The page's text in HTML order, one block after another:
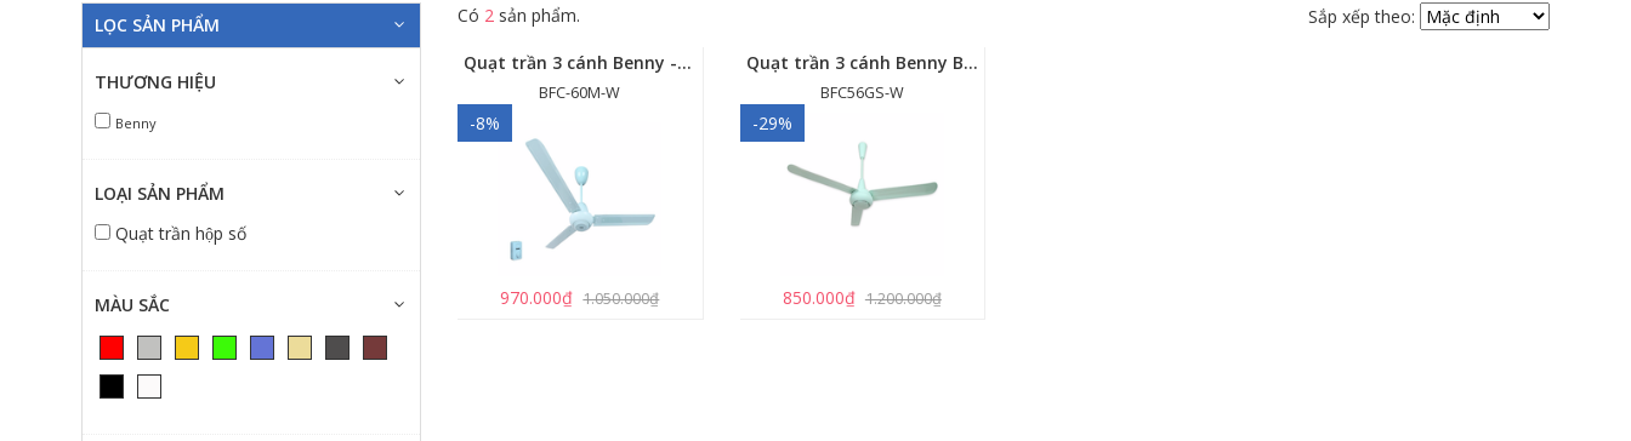
Có 2 sản phẩm.
Sắp xếp theo:
Quạt trần 3 cánh Benny - BFC-60M
BFC-60M-W
-8%
970.000₫ 1.050.000₫
Quạt trần 3 cánh Benny BFC56GS
BFC56GS-W
-29%
850.000₫ 1.200.000₫
LỌC SẢN PHẨM
THƯƠNG HIỆU
Benny
LOẠI SẢN PHẨM
Quạt trần hộp số
MÀU SẮC